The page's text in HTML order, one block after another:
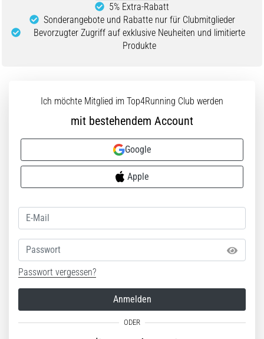
Schnelligkeit,
Agilität
und
6. 8. 2026
Lesedauer 7 min
Läuferknie:
Ursachen,
Behandlung
und
Prävention
auch
bekannt
5% Extra-Rabatt
Sonderangebote und Rabatte nur für Clubmitglieder
Bevorzugter Zugriff auf exklusive Neuheiten und limitierte
Produkte
Ich möchte Mitglied im Top4Running Club werden
mit bestehendem Account
Google
Apple
Passwort
Passwort vergessen?
Anmelden